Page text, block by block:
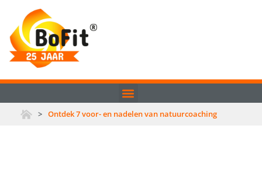
> Ontdek 7 voor- en nadelen van natuurcoaching